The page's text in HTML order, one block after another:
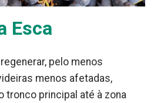
Esca
pelo menos
menos afetadas,
tronco principal até à zona